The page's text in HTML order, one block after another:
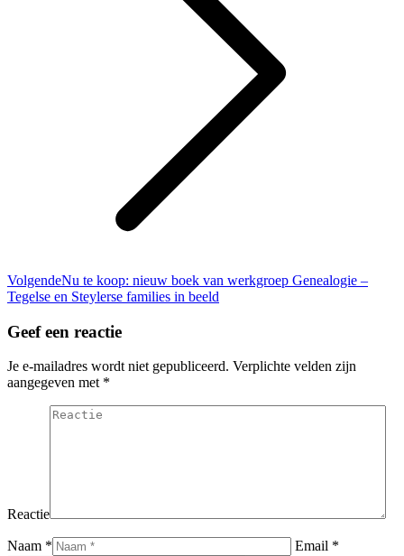
VolgendeVolgend
bericht
Nu te koop: nieuw boek van werkgroep Genealogie –
Tegelse en Steylerse families in beeld
Geef een reactie
Je e-mailadres wordt niet gepubliceerd. Verplichte velden zijn
aangegeven met *
Reactie
Naam *
Email *